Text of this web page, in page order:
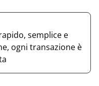
semplice e
ogni transazione è